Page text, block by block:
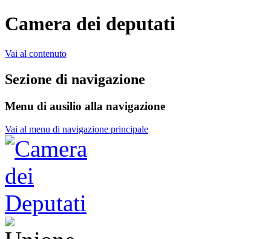
Camera dei deputati
Vai al contenuto
Sezione di navigazione
Menu di ausilio alla navigazione
Vai al menu di navigazione principale